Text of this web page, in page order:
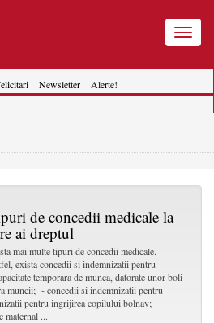
Toggle
Newsletter Alerte!
de concedii medicale la
ai dreptul
mai multe tipuri de concedii medicale.
exista concedii si indemnizatii pentru
temporara de munca, datorate unor boli
muncii; - concedii si indemnizatii pentru
pentru ingrijirea copilului bolnav;
maternal ...